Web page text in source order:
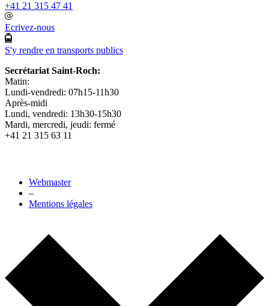
+41 21 315 47 41
Ecrivez-nous
S'y rendre en transports publics
Secrétariat Saint-Roch:
Matin:
Lundi-vendredi: 07h15-11h30
Après-midi
Lundi, vendredi: 13h30-15h30
Mardi, mercredi, jeudi: fermé
+41 21 315 63 11
Webmaster
–
Mentions légales